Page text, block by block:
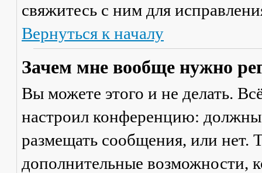
свяжитесь с ним для
Вернуться к началу
Зачем мне вообще нужно
Вы можете этого и не делать.
настроил конференцию: должны
размещать сообщения, или нет.
дополнительные возможности,